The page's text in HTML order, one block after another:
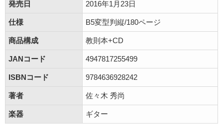
発売日 2016年1月23日
仕様 B5変型判縦/180ページ
商品構成 教則本+CD
JANコード 4947817255499
ISBNコード 9784636928242
著者 佐々木 秀尚
楽器 ギター